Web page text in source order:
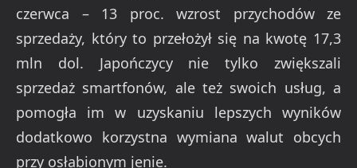
czerwca – 13 proc. wzrost przychodów ze
sprzedaży, który to przełożył się na kwotę 17,3
mln dol. Japończycy nie tylko zwiększali
sprzedaż smartfonów, ale też swoich usług, a
pomogła im w uzyskaniu lepszych wyników
dodatkowo korzystna wymiana walut obcych
przy osłabionym jenie.